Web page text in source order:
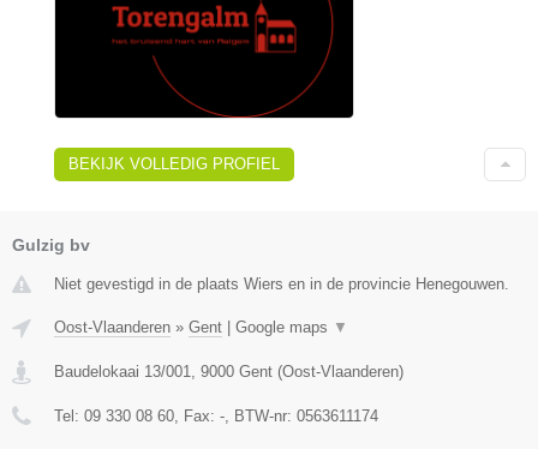
BEKIJK VOLLEDIG PROFIEL
Gulzig bv
Niet gevestigd in de plaats Wiers en in de provincie Henegouwen.
Oost-Vlaanderen » Gent Google maps ▼
Baudelokaai 13/001 9000 Gent (Oost-Vlaanderen)
Tel: 09 330 08 60 , Fax: - , BTW-nr: 0563611174